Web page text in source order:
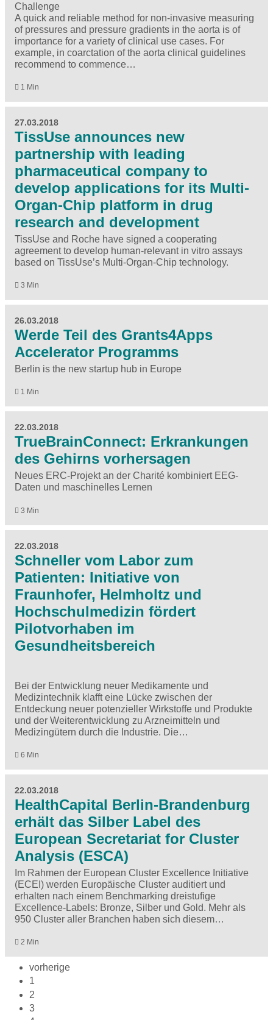
Challenge
A quick and reliable method for non-invasive measuring
of pressures and pressure gradients in the aorta is of
importance for a variety of clinical use cases. For
example, in coarctation of the aorta clinical guidelines
recommend to commence…
1 Min
27.03.2018
TissUse announces new
partnership with leading
pharmaceutical company to
develop applications for its Multi-
Organ-Chip platform in drug
research and development
TissUse and Roche have signed a cooperating
agreement to develop human-relevant in vitro assays
based on TissUse’s Multi-Organ-Chip technology.
3 Min
26.03.2018
Werde Teil des Grants4Apps
Accelerator Programms
Berlin is the new startup hub in Europe
1 Min
22.03.2018
TrueBrainConnect: Erkrankungen
des Gehirns vorhersagen
Neues ERC-Projekt an der Charité kombiniert EEG-
Daten und maschinelles Lernen
3 Min
22.03.2018
Schneller vom Labor zum
Patienten: Initiative von
Fraunhofer, Helmholtz und
Hochschulmedizin fördert
Pilotvorhaben im
Gesundheitsbereich
Bei der Entwicklung neuer Medikamente und
Medizintechnik klafft eine Lücke zwischen der
Entdeckung neuer potenzieller Wirkstoffe und Produkte
und der Weiterentwicklung zu Arzneimitteln und
Medizingütern durch die Industrie. Die…
6 Min
22.03.2018
HealthCapital Berlin-Brandenburg
erhält das Silber Label des
European Secretariat for Cluster
Analysis (ESCA)
Im Rahmen der European Cluster Excellence Initiative
(ECEI) werden Europäische Cluster auditiert und
erhalten nach einem Benchmarking dreistufige
Excellence-Labels: Bronze, Silber und Gold. Mehr als
950 Cluster aller Branchen haben sich diesem…
2 Min
vorherige
1
2
3